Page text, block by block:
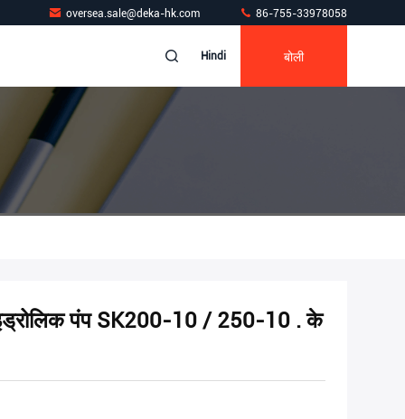
oversea.sale@deka-hk.com 86-755-33978058
Hindi बोली
पंप SK200-10 / 250-10 . के